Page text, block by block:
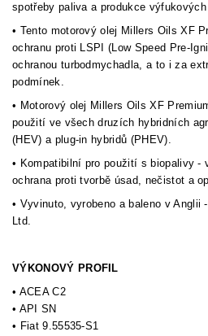
spotřeby paliva a produkce
• Tento motorový olej Millers Oils XF
ochranu proti LSPI (Low Speed Pre-
ochranou turbodmychadla, a to i za
podmínek.
• Motorový olej Millers Oils XF
použití ve všech druzích hybridních
(HEV) a plug-in hybridů (PHEV).
• Kompatibilní pro použití s biopalivy -
ochrana proti tvorbě úsad, nečistot a
• Vyvinuto, vyrobeno a baleno v Anglii
Ltd.
VÝKONOVÝ PROFIL
• ACEA C2
• API SN
• Fiat 9.55535-S1